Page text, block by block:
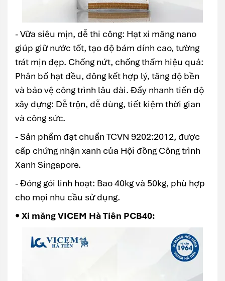
- Vữa siêu mịn, dễ thi công: Hạt xi măng nano
giúp giữ nước tốt, tạo độ bám dính cao, tường
trát mịn đẹp. Chống nứt, chống thấm hiệu quả:
Phân bố hạt đều, đông kết hợp lý, tăng độ bền
và bảo vệ công trình lâu dài. Đẩy nhanh tiến độ
xây dựng: Dễ trộn, dễ dùng, tiết kiệm thời gian
và công sức.
- Sản phẩm đạt chuẩn TCVN 9202:2012, được
cấp chứng nhận xanh của Hội đồng Công trình
Xanh Singapore.
- Đóng gói linh hoạt: Bao 40kg và 50kg, phù hợp
cho mọi nhu cầu sử dụng.
• Xi măng VICEM Hà Tiên PCB40: